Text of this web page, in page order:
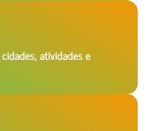
atividades e